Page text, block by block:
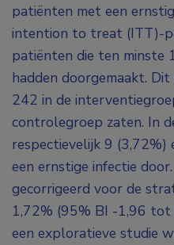
patiënten met een
intention to treat (ITT)-
patiënten die ten minste
hadden doorgemaakt.
242 in de
controlegroep zaten. In
respectievelijk 9
een ernstige infectie
gecorrigeerd voor de
1,72% (95% BI -1,96 tot
een exploratieve studie